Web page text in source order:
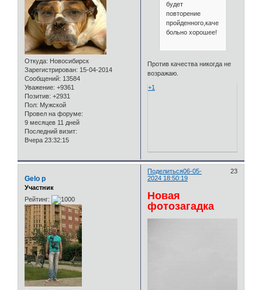
Откуда: Новосибирск
Зарегистрирован: 15-04-2014
Сообщений: 13584
Уважение: +9361
Позитив: +2931
Пол: Мужской
Провел на форуме:
9 месяцев 11 дней
Последний визит:
Вчера 23:32:15
будет
повторение
пройденного,качество
больно хорошее!
Против качества никогда не
возражаю.
+1
Поделиться 23
06-05-
2024 18:50:19
Gelo p
Участник
Рейтинг:
Новая
фотозагадка